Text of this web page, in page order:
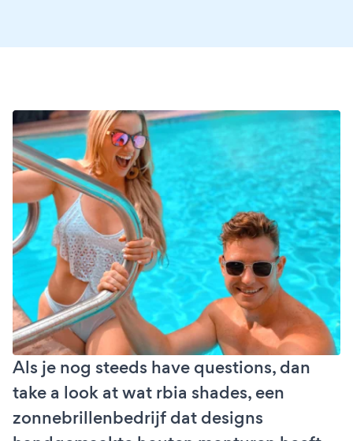
Als je nog steeds have questions, dan
take a look at wat rbia shades, een
zonnebrillenbedrijf dat designs